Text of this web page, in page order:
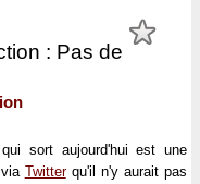
: Pas de
sort aujourd'hui est une
Twitterqu'il n'y aurait pas